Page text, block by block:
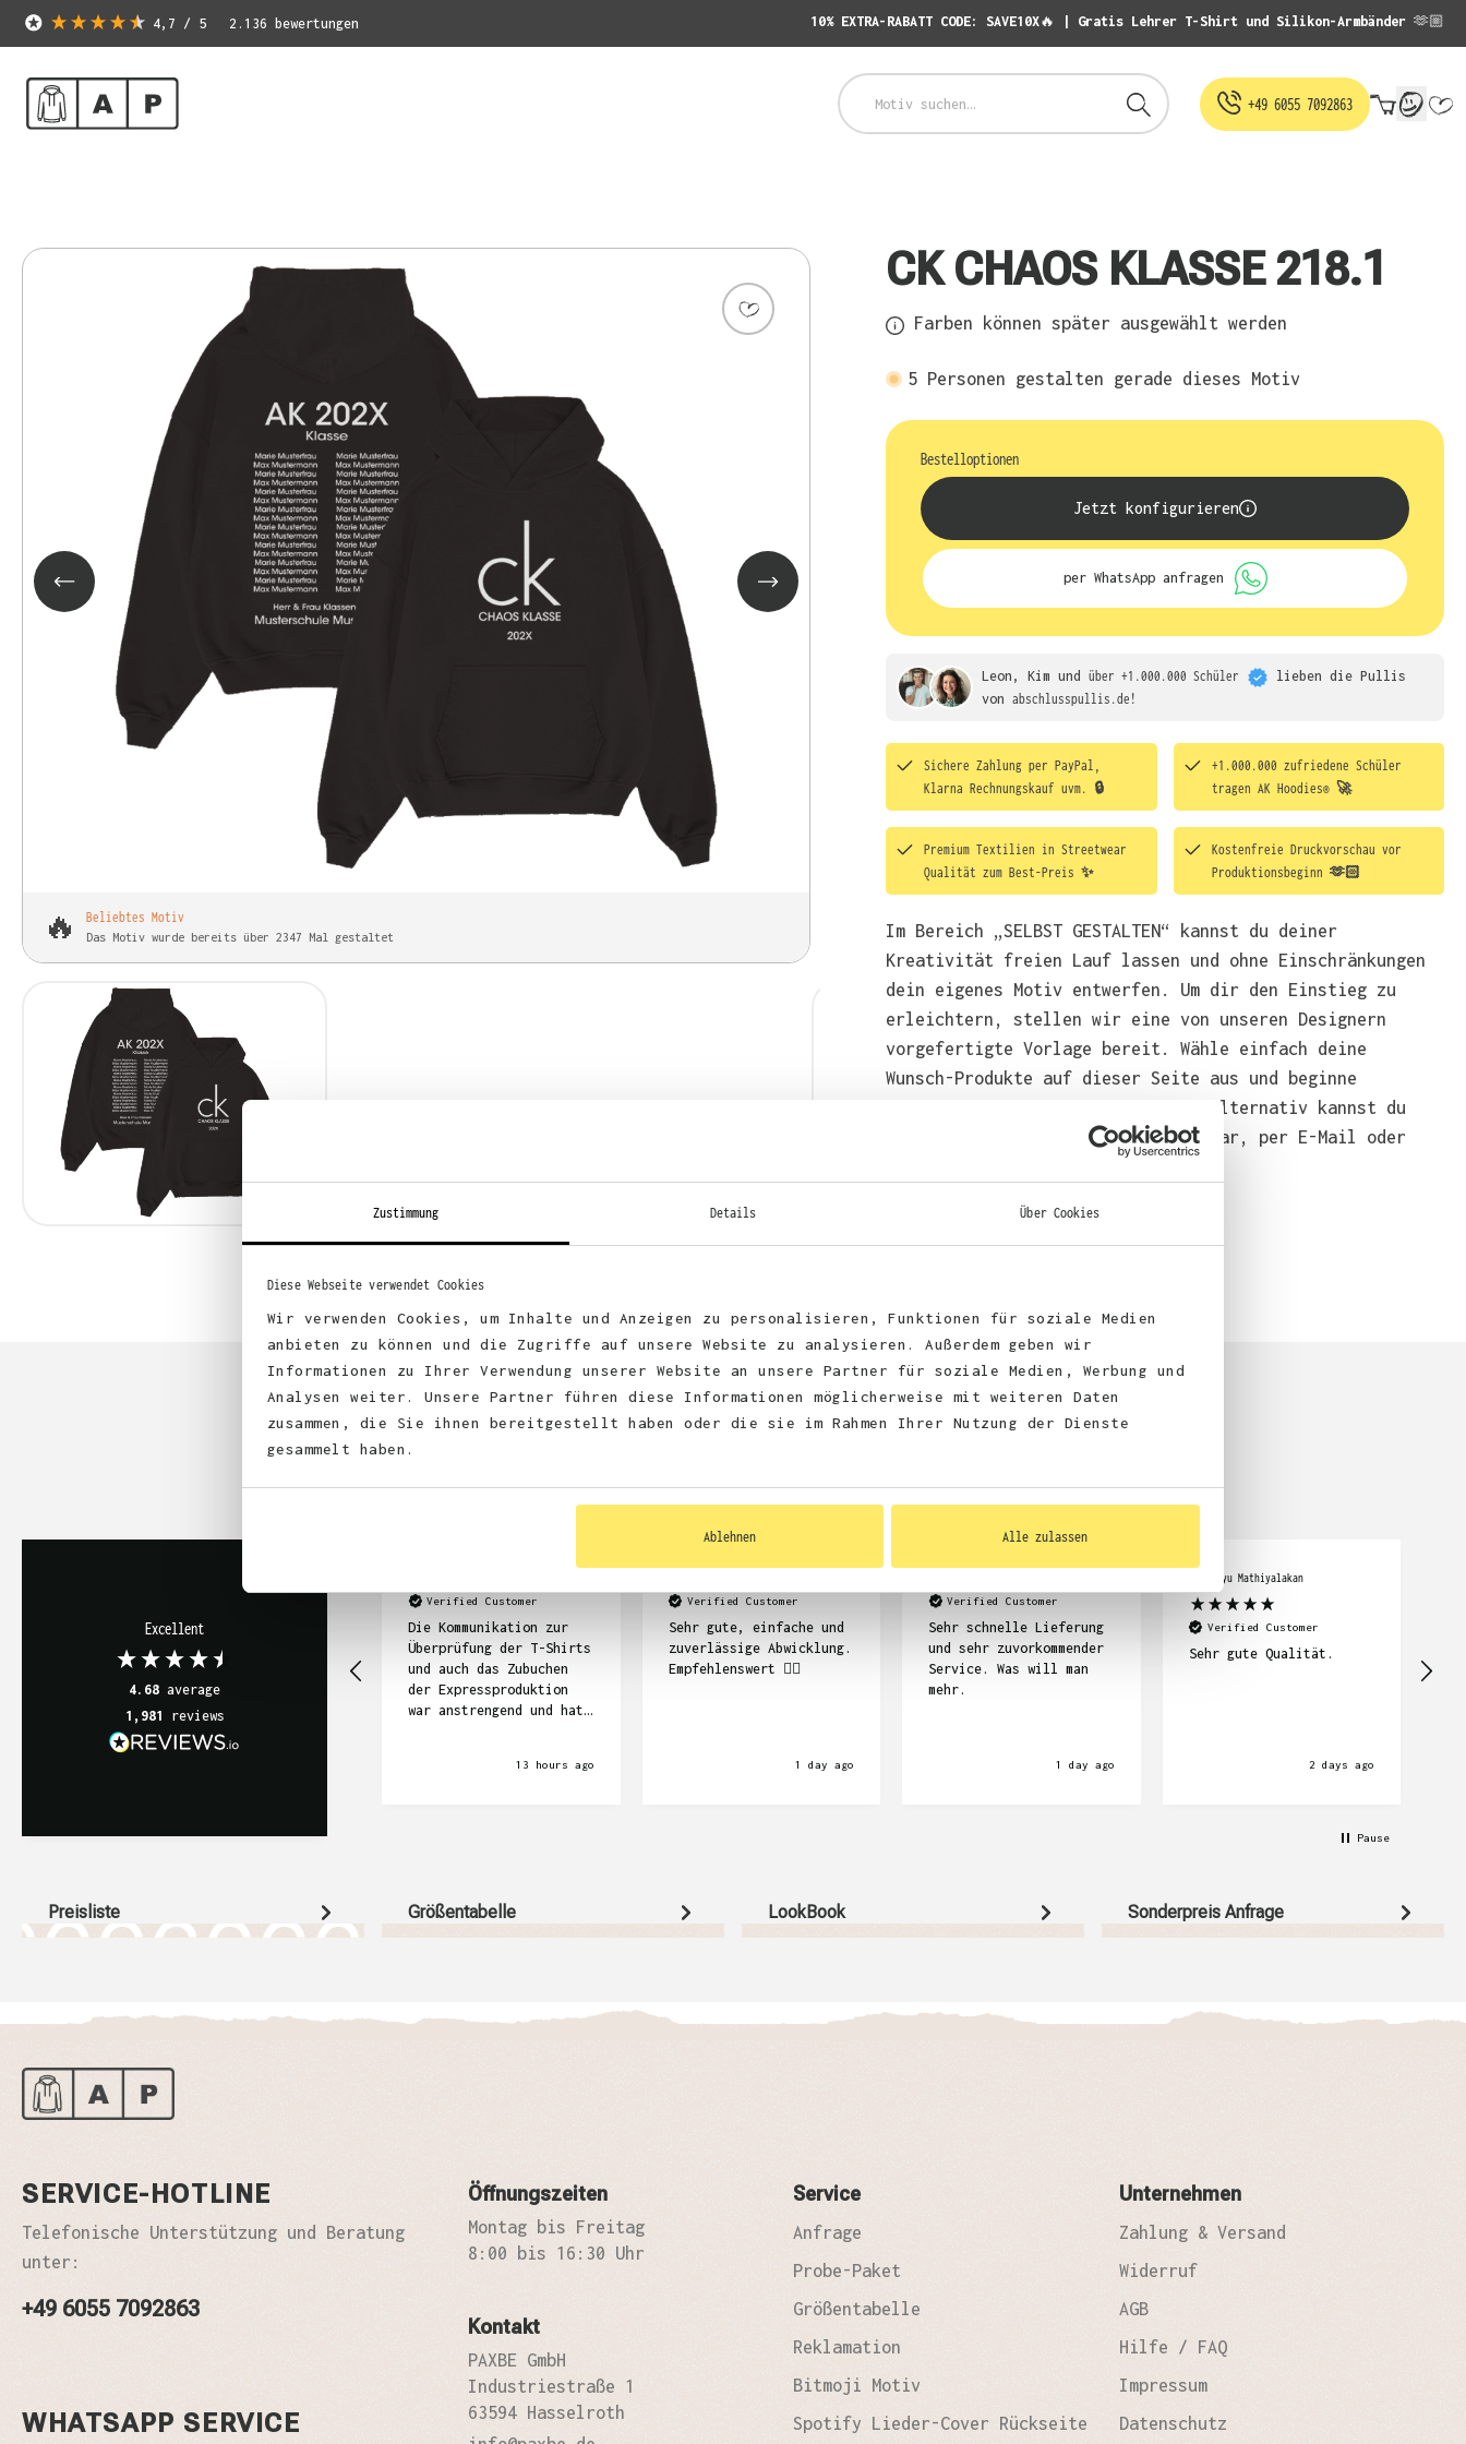
Zustimmung Details Über Cookies
Diese Webseite verwendet Cookies
Wir verwenden Cookies, um Inhalte und Anzeigen zu personalisieren, Funktionen für soziale Medien
anbieten zu können und die Zugriffe auf unsere Website zu analysieren. Außerdem geben wir
Informationen zu Ihrer Verwendung unserer Website an unsere Partner für soziale Medien, Werbung und
Analysen weiter. Unsere Partner führen diese Informationen möglicherweise mit weiteren Daten
zusammen, die Sie ihnen bereitgestellt haben oder die sie im Rahmen Ihrer Nutzung der Dienste
gesammelt haben.
Ablehnen Alle zulassen
4,7 / 5 2.136 bewertungen 10% EXTRA-RABATT CODE: SAVE10X🔥 | Gratis Lehrer T-Shirt und Silikon-Armbänder 🫶🏼
+49 6055 7092863
🔥 Beliebtes Motiv
Das Motiv wurde bereits über 2347 Mal gestaltet
CK CHAOS KLASSE 218.1
Farben können später ausgewählt werden
5 Personen gestalten gerade dieses Motiv
Bestelloptionen
Jetzt konfigurieren
per WhatsApp anfragen
Leon, Kim und über +1.000.000 Schüler lieben die Pullis
von abschlusspullis.de!
Sichere Zahlung per PayPal,
Klarna Rechnungskauf uvm. 🔒
+1.000.000 zufriedene Schüler
tragen AK Hoodies® 🚀
Premium Textilien in Streetwear
Qualität zum Best-Preis ✨
Kostenfreie Druckvorschau vor
Produktionsbeginn 🫶🏻
Im Bereich „SELBST GESTALTEN“ kannst du deiner
Kreativität freien Lauf lassen und ohne Einschränkungen
dein eigenes Motiv entwerfen. Um dir den Einstieg zu
erleichtern, stellen wir eine von unseren Designern
vorgefertigte Vorlage bereit. Wähle einfach deine
Wunsch-Produkte auf dieser Seite aus und beginne
anschließend mit der Gestaltung. Alternativ kannst du
auch bequem über das Bestellformular, per E-Mail oder
Excellent
4.68 average
1,981 reviews
Verified Customer
Die Kommunikation zur
Überprüfung der T-Shirts
und auch das Zubuchen
der Expressproduktion
war anstrengend und hat
die T-Shirts schön13 hours ago
Verified Customer
Sehr gute, einfache und
zuverlässige Abwicklung.
Empfehlenswert ☝🏽
1 day ago
Verified Customer
Sehr schnelle Lieferung
und sehr zuvorkommender
Service. Was will man
mehr.
1 day ago
Abimanyu Mathiyalakan
Verified Customer
Sehr gute Qualität.
2 days ago
Pause
Preisliste Größentabelle LookBook Sonderpreis Anfrage
SERVICE-HOTLINE
Telefonische Unterstützung und Beratung
unter:
+49 6055 7092863
WHATSAPP SERVICE
Öffnungszeiten
Montag bis Freitag
8:00 bis 16:30 Uhr
Kontakt
PAXBE GmbH
Industriestraße 1
63594 Hasselroth
Service
Anfrage
Probe-Paket
Größentabelle
Reklamation
Bitmoji Motiv
Spotify Lieder-Cover Rückseite
Unternehmen
Zahlung & Versand
Widerruf
AGB
Hilfe / FAQ
Impressum
Datenschutz